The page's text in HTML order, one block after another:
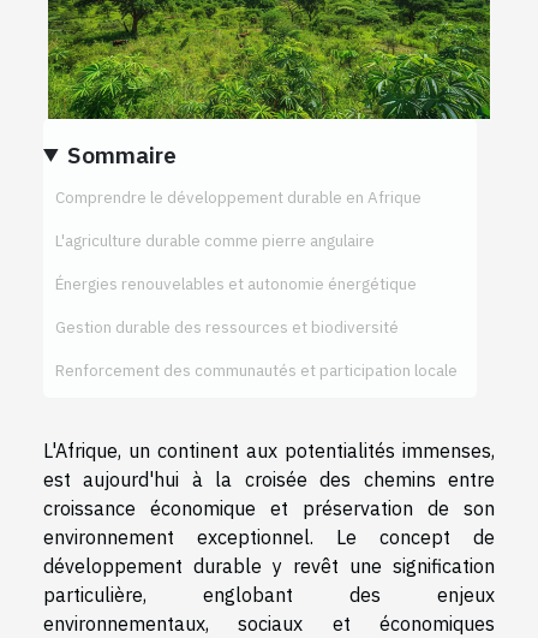
Sommaire
Comprendre le développement durable en Afrique
L'agriculture durable comme pierre angulaire
Énergies renouvelables et autonomie énergétique
Gestion durable des ressources et biodiversité
Renforcement des communautés et participation locale
L'Afrique, un continent aux potentialités immenses,
est aujourd'hui à la croisée des chemins entre
croissance économique et préservation de son
environnement exceptionnel. Le concept de
développement durable y revêt une signification
particulière, englobant des enjeux
environnementaux, sociaux et économiques